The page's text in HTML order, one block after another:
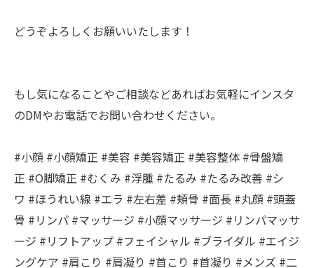
どうぞよろしくお願いいたします！
もし気になることやご相談などあればお気軽にインスタ
のDMやお電話でお問い合わせください。
#小顔 #小顔矯正 #美容 #美容矯正 #美容整体 #骨盤矯
正 #O脚矯正 #むくみ #浮腫 #たるみ #たるみ改善 #シ
ワ #ほうれい線 #エラ #左右差 #頬骨 #面長 #丸顔 #頭蓋
骨 #リンパ #マッサージ #小顔マッサージ #リンパマッサ
ージ #リフトアップ #フェイシャル #ブライダル #エイジ
ングケア #肩こり #肩凝り #首こり #首凝り #メンズ #二